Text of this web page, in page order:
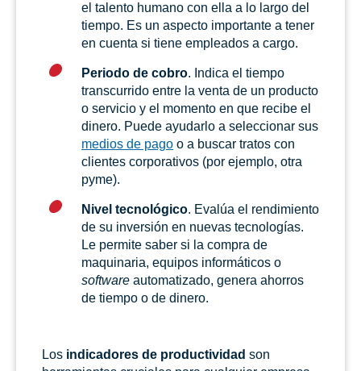
el talento humano con ella a lo largo del
tiempo. Es un aspecto importante a tener
en cuenta si tiene empleados a cargo.
Periodo de cobro. Indica el tiempo
transcurrido entre la venta de un producto
o servicio y el momento en que recibe el
dinero. Puede ayudarlo a seleccionar sus
medios de pago o a buscar tratos con
clientes corporativos (por ejemplo, otra
pyme).
Nivel tecnológico. Evalúa el rendimiento
de su inversión en nuevas tecnologías.
Le permite saber si la compra de
maquinaria, equipos informáticos o
software automatizado, genera ahorros
de tiempo o de dinero.
Los indicadores de productividad son